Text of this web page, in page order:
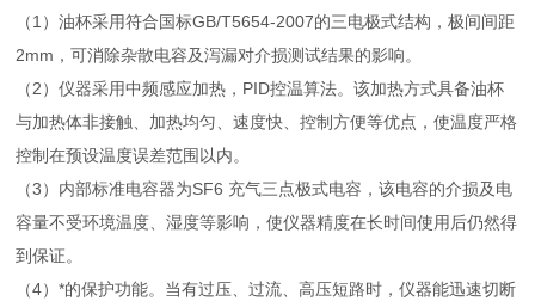
（1）油杯采用符合国标GB/T5654-2007的三电极式结构，极间间距
2mm，可消除杂散电容及泻漏对介损测试结果的影响。
（2）仪器采用中频感应加热，PID控温算法。该加热方式具备油杯
与加热体非接触、加热均匀、速度快、控制方便等优点，使温度严格
控制在预设温度误差范围以内。
（3）内部标准电容器为SF6 充气三点极式电容，该电容的介损及电
容量不受环境温度、湿度等影响，使仪器精度在长时间使用后仍然得
到保证。
（4）*的保护功能。当有过压、过流、高压短路时，仪器能迅速切断